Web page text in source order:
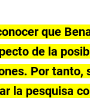
que
de la
Por
la pesquisa